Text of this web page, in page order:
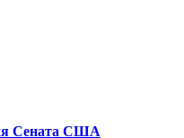
Сената США